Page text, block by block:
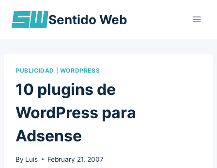
Sentido Web
PUBLICIDAD WORDPRESS
10 plugins de
WordPress para
Adsense
By Luis February 21, 2007